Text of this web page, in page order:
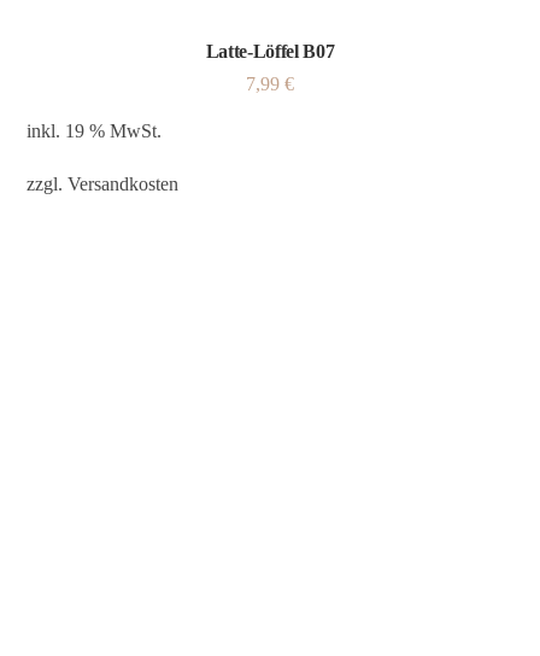
Latte-Löffel B07
7,99 €
inkl. 19 % MwSt.
zzgl.Versandkosten